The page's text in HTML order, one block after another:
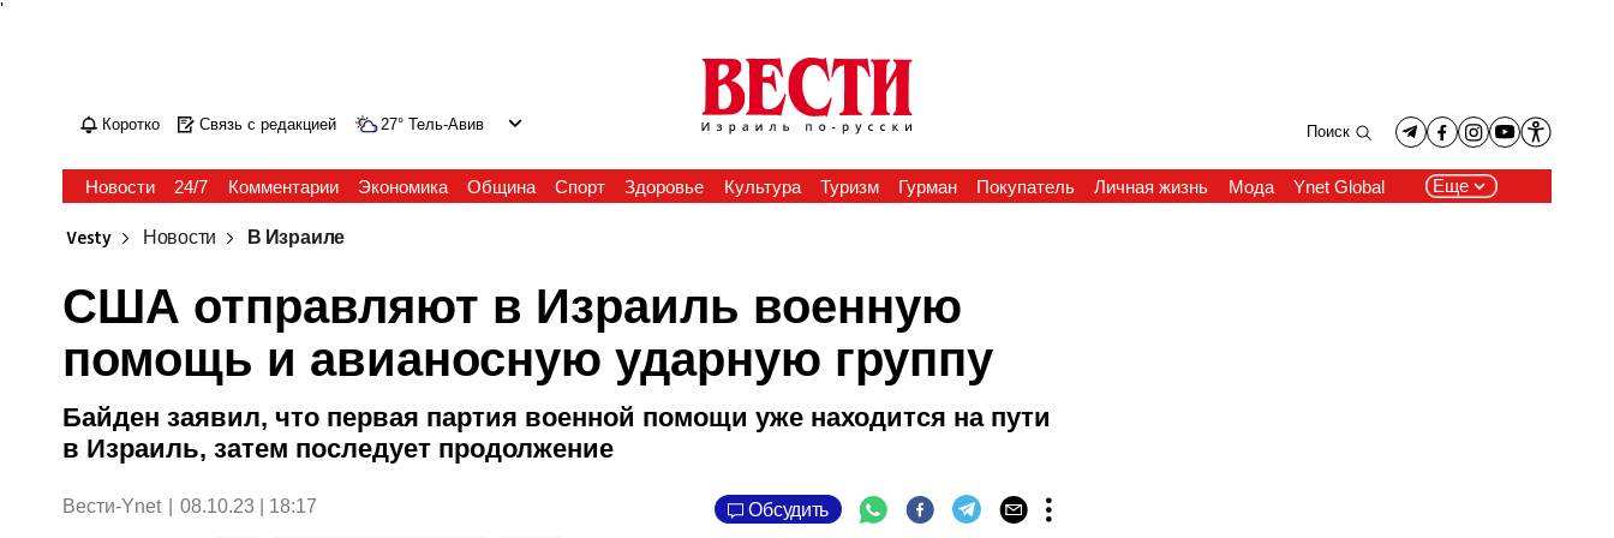
'
Коротко Связь с редакцией 27° Тель-Авив Поиск
Новости 24/7 Комментарии Экономика Община Спорт Здоровье Культура Туризм Гурман Покупатель Личная жизнь Мода Ynet Global Еще
Vesty Новости В Израиле
США отправляют в Израиль военную
помощь и авианосную ударную группу
Байден заявил, что первая партия военной помощи уже находится на пути
в Израиль, затем последует продолжение
Вести-Ynet 08.10.23 | 18:17 Обсудить